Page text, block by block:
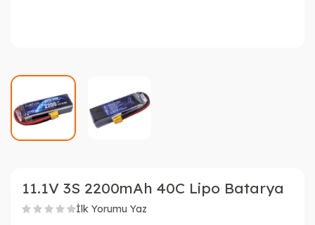
11.1V 3S 2200mAh 40C Lipo Batarya
İlk Yorumu Yaz